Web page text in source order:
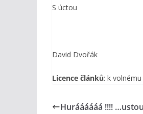
S úctou
David Dvořák
Licence článků: k
Huráááááá !!!!